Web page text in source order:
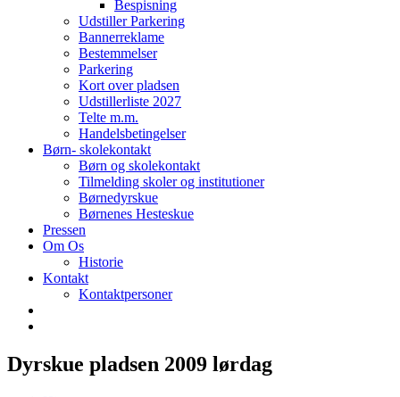
Bespisning
Udstiller Parkering
Bannerreklame
Bestemmelser
Parkering
Kort over pladsen
Udstillerliste 2027
Telte m.m.
Handelsbetingelser
Børn- skolekontakt
Børn og skolekontakt
Tilmelding skoler og institutioner
Børnedyrskue
Børnenes Hesteskue
Pressen
Om Os
Historie
Kontakt
Kontaktpersoner
Dyrskue pladsen 2009 lørdag